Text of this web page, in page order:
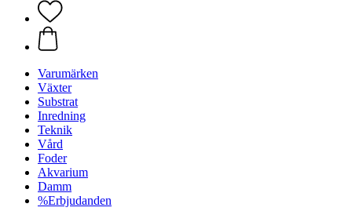
Varumärken
Växter
Substrat
Inredning
Teknik
Vård
Foder
Akvarium
Damm
%Erbjudanden